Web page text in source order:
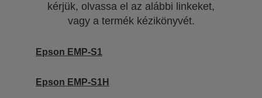
kérjük, olvassa el az alábbi linkeket,
vagy a termék kézikönyvét.
Epson EMP-S1
Epson EMP-S1H